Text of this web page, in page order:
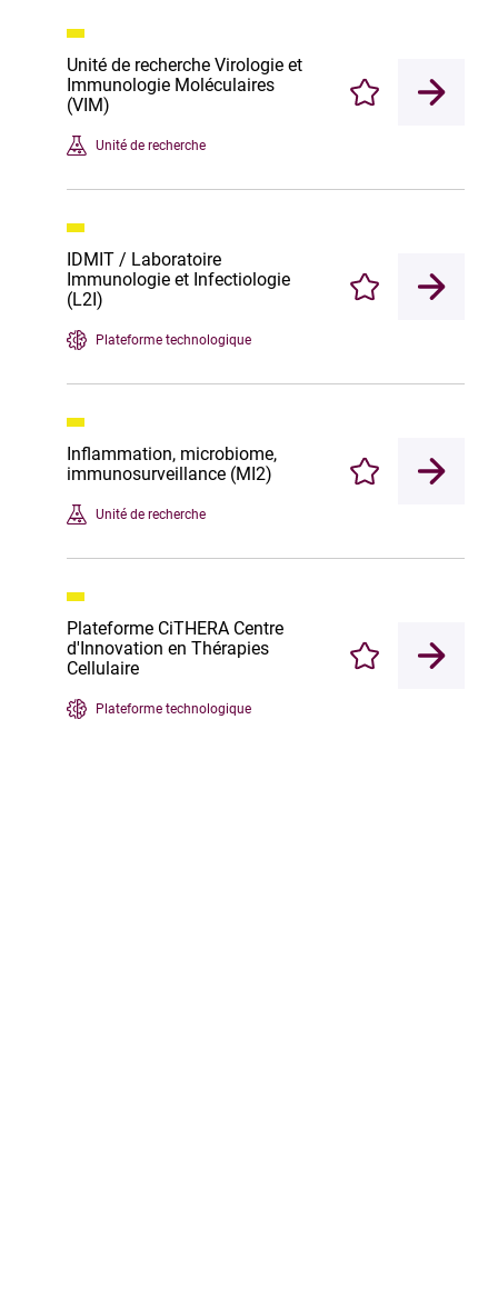
Unité de recherche Virologie et
Immunologie Moléculaires
(VIM)
Unité de recherche
Enregistrer
IDMIT / Laboratoire
Immunologie et Infectiologie
(L2I)
Plateforme technologique
Enregistrer
Inflammation, microbiome,
immunosurveillance (MI2)
Unité de recherche
Enregistrer
Plateforme CiTHERA Centre
d'Innovation en Thérapies
Cellulaire
Plateforme technologique
Enregistrer